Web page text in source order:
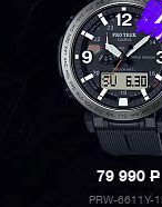
79 990P
PRW-6611Y-